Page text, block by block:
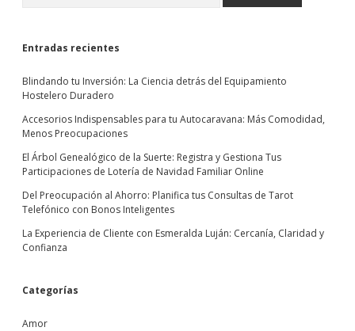
Entradas recientes
Blindando tu Inversión: La Ciencia detrás del Equipamiento
Hostelero Duradero
Accesorios Indispensables para tu Autocaravana: Más Comodidad,
Menos Preocupaciones
El Árbol Genealógico de la Suerte: Registra y Gestiona Tus
Participaciones de Lotería de Navidad Familiar Online
Del Preocupación al Ahorro: Planifica tus Consultas de Tarot
Telefónico con Bonos Inteligentes
La Experiencia de Cliente con Esmeralda Luján: Cercanía, Claridad y
Confianza
Categorías
Amor